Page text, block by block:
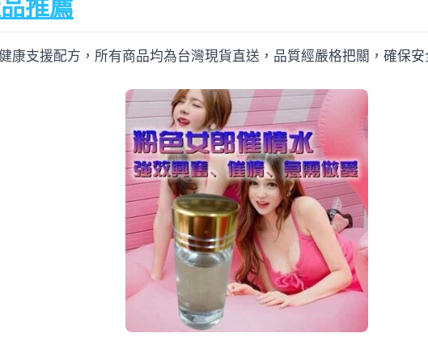
推薦
康支援配方，所有商品均為台灣現貨直送，品質經嚴格把關，確保安